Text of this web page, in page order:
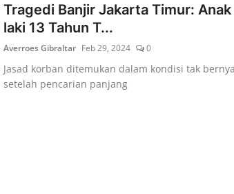
Tragedi Banjir Jakarta Timur:
laki 13 Tahun T...
Averroes Gibraltar Feb 29, 2024 0
Jasad korban ditemukan dalam kondisi tak
setelah pencarian panjang